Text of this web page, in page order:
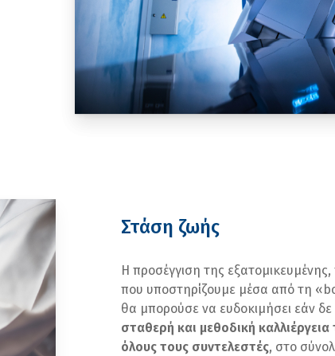
Στάση ζωής
Η προσέγγιση της
που υποστηρίζουμε μέσα από τη
θα μπορούσε να ευδοκιμήσει εάν
σταθερή και μεθοδική
όλους τους συντελεστές, στο